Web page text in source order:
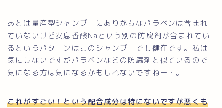
あとは量産型シャンプーにありがちなパラベンは含まれ
ていないけど安息香酸Naという別の防腐剤が含まれてい
るというパターンはこのシャンプーでも健在です。私は
気にしないですがパラベンなどの防腐剤と似ているので
気になる方は気になるかもしれないですねー…。
これがすごい！という配合成分は特にないですが悪くも